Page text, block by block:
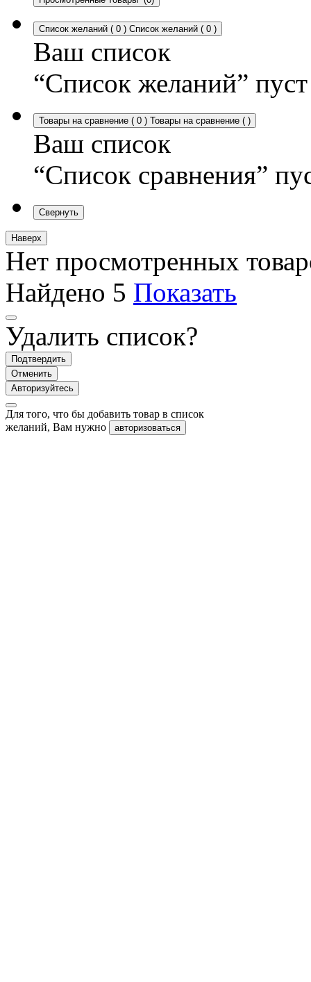
Список желаний ( 0 ) Список желаний ( 0 )
Ваш список
“Список желаний” пуст
Товары на сравнение ( 0 ) Товары на сравнение ( )
Ваш список
“Список сравнения”
Свернуть
Наверх
Нет просмотренных
Найдено 5 Показать
Удалить список?
Подтвердить
Отменить
Авторизуйтесь
Для того, что бы добавить товар в список
желаний, Вам нужно
авторизоваться